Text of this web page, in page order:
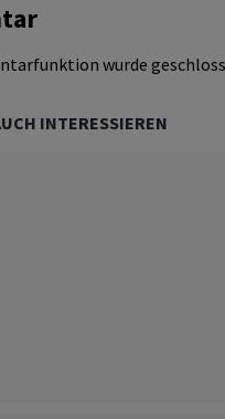
wurde
INTERESSIEREN